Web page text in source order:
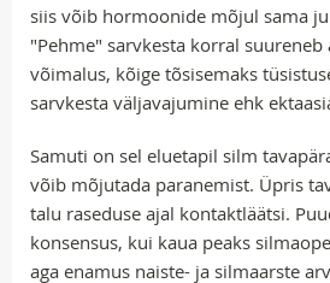
siis võib hormoonide mõjul sama
"Pehme" sarvkesta korral
võimalus, kõige tõsisemaks
sarvkesta väljavajumine ehk
Samuti on sel eluetapil silm
võib mõjutada paranemist. Üpris
talu raseduse ajal kontaktläätsi.
konsensus, kui kaua peaks
aga enamus naiste- ja silmaarste